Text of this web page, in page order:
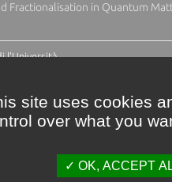
Fractionalisation in Quantum
l'Università
site uses cookies
over what you
OK, ACCEPT